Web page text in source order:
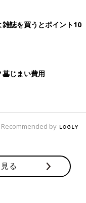
イムっぽいようなも
ではないから、 おしる
レでも便器の中に鮮
がつく。
い生理痛くらいの痛
ど30秒くらいでいつ
来る。
誌を買うとポイント10
じまい費用
Recommended by
る